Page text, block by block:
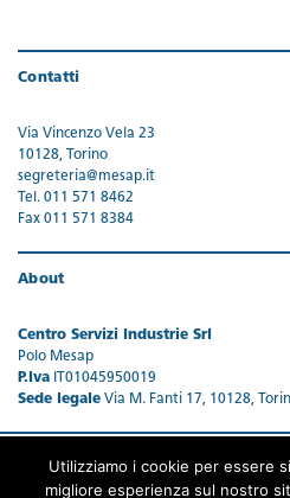
Contatti
Via Vincenzo Vela 23
10128, Torino
segreteria@mesap.it
Tel. 011 571 8462
Fax 011 571 8384
About
Centro Servizi Industrie Srl
Polo Mesap
P.Iva IT01045950019
Sede legale Via M. Fanti 17, 10128,
Utilizziamo i cookie per essere
migliore esperienza sul nostro